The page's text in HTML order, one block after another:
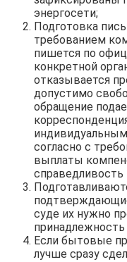
энергосети;
Подготовка
требованием
пишется по
конкретной
отказывается
допустимо
обращение
согласно с
выплаты
суде их нужно
Если бытовые
лучше сразу